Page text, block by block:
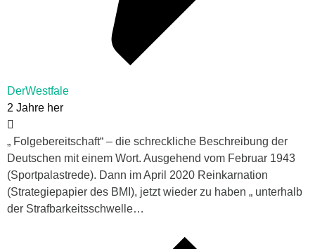
DerWestfale
2 Jahre her
„ Folgebereitschaft“ – die schreckliche Beschreibung der
Deutschen mit einem Wort. Ausgehend vom Februar 1943
(Sportpalastrede). Dann im April 2020 Reinkarnation
(Strategiepapier des BMI), jetzt wieder zu haben „ unterhalb
der Strafbarkeitsschwelle…